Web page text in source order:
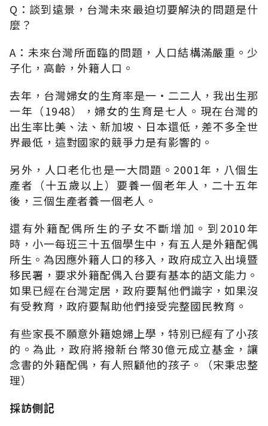
Q：談到遠景，台灣未來最迫切要解決的問題是什
麼？
A：未來台灣所面臨的問題，人口結構滿嚴重。少
子化，高齡，外籍人口。
去年，台灣婦女的生育率是一‧二二人，我出生那
一年（1948），婦女的生育是七人。現在台灣的
出生率比美、法、新加坡、日本還低，差不多全世
界最低，這對國家的競爭力是有影響的。
另外，人口老化也是一大問題。2001年，八個生
產者（十五歲以上）要養一個老年人，二十五年
後，三個生產者養一個老人。
還有外籍配偶所生的子女不斷增加。到2010年
時，小一每班三十五個學生中，有五人是外籍配偶
所生。為因應外籍人口的移入，政府成立入出境暨
移民署，要求外籍配偶入台要有基本的語文能力。
如果已經在台灣定居，政府要幫他們識字，如果沒
有受教育，政府要幫助他們接受完整國民教育。
有些家長不願意外籍媳婦上學，特別已經有了小孩
的。為此，政府將撥新台幣30億元成立基金，讓
念書的外籍配偶，有人照顧他的孩子。（宋秉忠整
理）
採訪側記